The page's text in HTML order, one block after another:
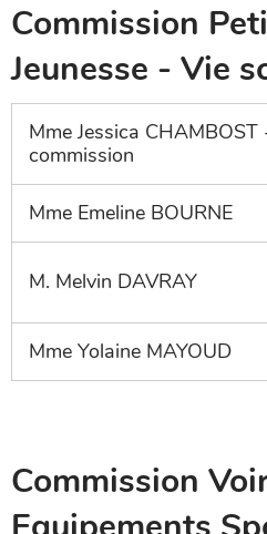
Commission
Jeunesse - Vie
Mme Jessica
commission
Mme Emeline BOURNE
M. Melvin DAVRAY
Mme Yolaine MAYOUD
Commission